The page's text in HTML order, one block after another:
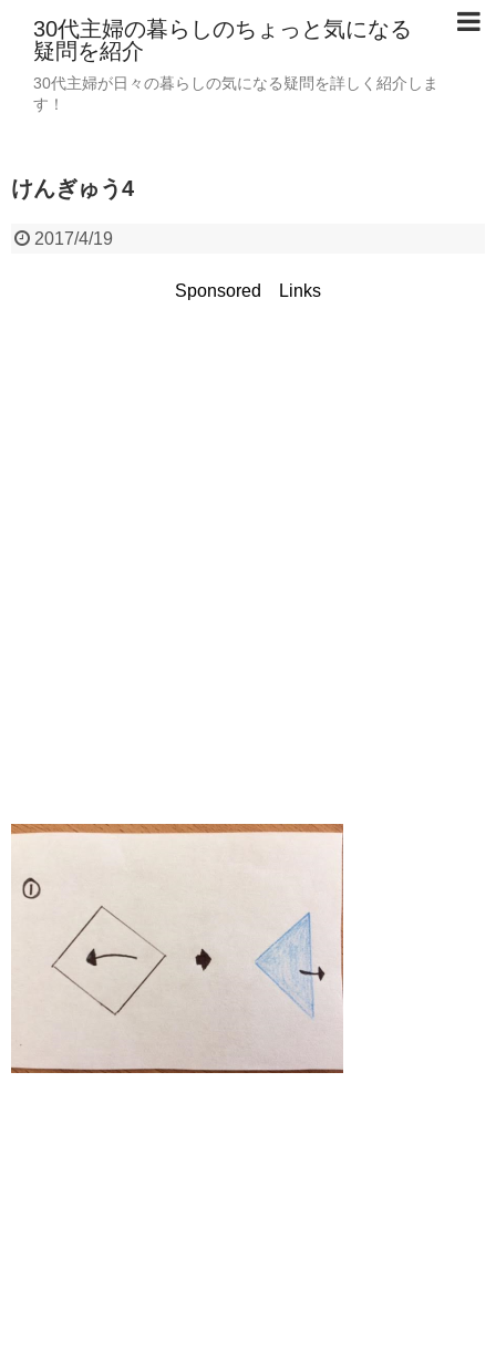
30代主婦の暮らしのちょっと気になる
疑問を紹介
30代主婦が日々の暮らしの気になる疑問を詳しく紹介しま
す！
けんぎゅう4
2017/4/19
Sponsored Links